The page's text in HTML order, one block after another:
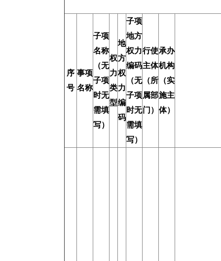
序
号
事项
名称
子项
名称
（无
子项
时无
需填
写）
权
力
类
型
地
方
权
力
编
码
子项
地方
权力
编码
（无
子项
时无
需填
写）
行使
主体
（所
属部
门）
承办
机构
（实
施主
体）